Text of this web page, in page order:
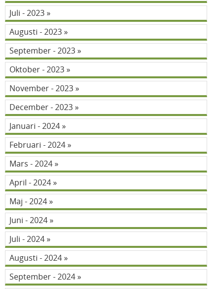
Juli - 2023
Augusti - 2023
September - 2023
Oktober - 2023
November - 2023
December - 2023
Januari - 2024
Februari - 2024
Mars - 2024
April - 2024
Maj - 2024
Juni - 2024
Juli - 2024
Augusti - 2024
September - 2024